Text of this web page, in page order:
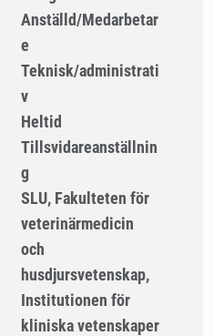
Anställd/Medarbetar
e
Teknisk/administrati
v
Heltid
Tillsvidareanställnin
g
SLU, Fakulteten för
veterinärmedicin
och
husdjursvetenskap,
Institutionen för
kliniska vetenskaper